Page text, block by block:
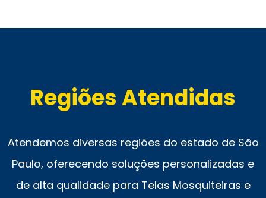
Regiões Atendidas
Atendemos diversas regiões do estado de São
Paulo, oferecendo soluções personalizadas e
de alta qualidade para Telas Mosquiteiras e